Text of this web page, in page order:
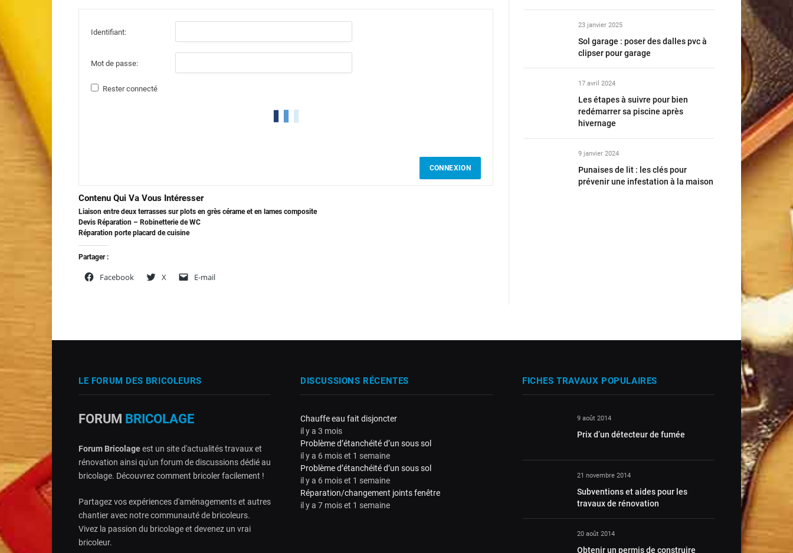
Identifiant:
Mot de passe:
Rester connecté
CONNEXION
Contenu Qui Va Vous Intéresser
Liaison entre deux terrasses sur plots en grès cérame et en lames composite
Devis Réparation – Robinetterie de WC
Réparation porte placard de cuisine
Partager :
Facebook X E-mail
23 janvier 2025
Sol garage : poser des dalles pvc à
clipser pour garage
17 avril 2024
Les étapes à suivre pour bien
redémarrer sa piscine après
hivernage
9 janvier 2024
Punaises de lit : les clés pour
prévenir une infestation à la maison
LE FORUM DES BRICOLEURS
FORUM BRICOLAGE
Forum Bricolageest un site d'actualités travaux et
rénovation ainsi qu'un forum de discussions dédié au
bricolage. Découvrez comment bricoler facilement !
Partagez vos expériences d'aménagements et autres
chantier avec notre communauté de bricoleurs.
Vivez la passion du bricolage et devenez un vrai
bricoleur.
DISCUSSIONS RÉCENTES
Chauffe eau fait disjoncter
il y a 3 mois
Problème d’étanchéité d’un sous sol
il y a 6 mois et 1 semaine
Problème d’étanchéité d’un sous sol
il y a 6 mois et 1 semaine
Réparation/changement joints fenêtre
il y a 7 mois et 1 semaine
FICHES TRAVAUX POPULAIRES
9 août 2014
Prix d’un détecteur de fumée
21 novembre 2014
Subventions et aides pour les
travaux de rénovation
20 août 2014
Obtenir un permis de construire